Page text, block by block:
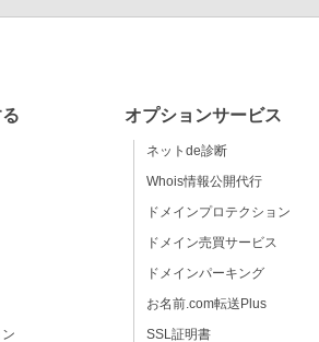
オプションサービス
ネットde診断
Whois情報公開代行
ドメインプロテクション
ドメイン売買サービス
ドメインパーキング
お名前.com転送Plus
SSL証明書